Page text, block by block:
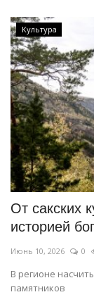
Культура
От сакских
историей
Июнь 10, 2026 0
В регионе
памятников